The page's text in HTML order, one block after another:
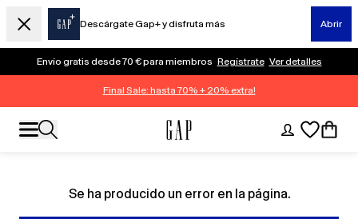
Descárgate Gap+ y disfruta más Abrir
Envío gratis desde 70 € para miembros Regístrate Ver detalles
Final Sale: hasta 70% + 20% extra!
Se ha producido un error en la página.